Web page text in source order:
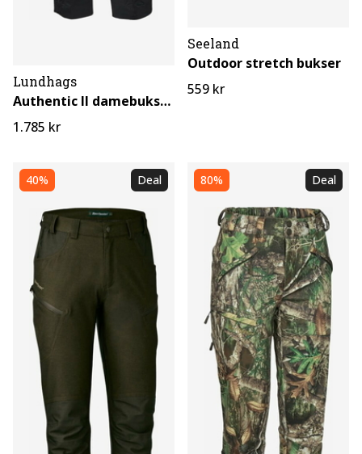
Lundhags
Authentic II damebukser Kort/Bred
1.785 kr
Seeland
Outdoor stretch bukser
559 kr
40% Deal 80% Deal